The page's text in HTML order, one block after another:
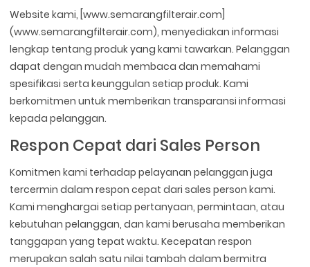
Website kami, [www.semarangfilterair.com]
(www.semarangfilterair.com), menyediakan informasi
lengkap tentang produk yang kami tawarkan. Pelanggan
dapat dengan mudah membaca dan memahami
spesifikasi serta keunggulan setiap produk. Kami
berkomitmen untuk memberikan transparansi informasi
kepada pelanggan.
Respon Cepat dari Sales Person
Komitmen kami terhadap pelayanan pelanggan juga
tercermin dalam respon cepat dari sales person kami.
Kami menghargai setiap pertanyaan, permintaan, atau
kebutuhan pelanggan, dan kami berusaha memberikan
tanggapan yang tepat waktu. Kecepatan respon
merupakan salah satu nilai tambah dalam bermitra